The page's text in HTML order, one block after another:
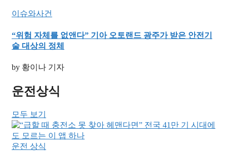
이슈와사건
“위험 자체를 없앤다” 기아 오토랜드 광주가 받은 안전기
술 대상의 정체
by 황이나 기자
운전상식
모두 보기
운전 상식